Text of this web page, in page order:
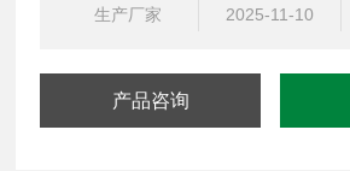
生产厂家
2025-11-10
产品咨询